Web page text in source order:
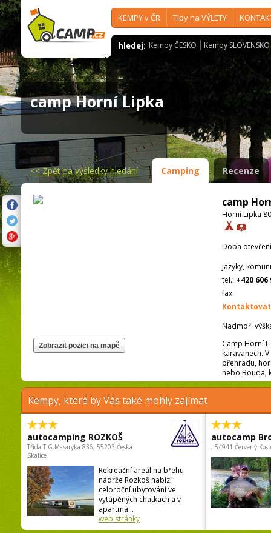
KEMPY v ČR Tipy na VÝLETY
hledej: Kempy ČESKO Kempy SLOVENSKO
camp Horní Lipka
<<Zpět na výsledky hledání Camping Recenze
camp
Horní Lipka
Doba
Jazyky,
tel.: +420 606
fax:
Nadmoř.
Camp Horní
karavanech.
přehradu,
nebo Bouda,
Kempy, které by Vás také mohly zajímat
autocamping ROZKOŠ
Třída.T.G.Masaryka 836, 55203 Česká
Skalice
Rekreační areál na břehu
nádrže Rozkoš nabízí
celoroční ubytování ve
vytápěných chatkách a v
apartmá...
web stránky
autocamp
, 54941 Červený